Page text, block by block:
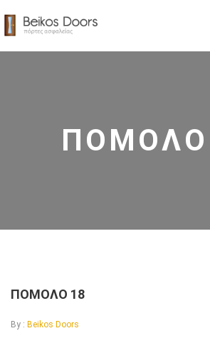
ΠΟΜΟΛΟ
ΠΟΜΟΛΟ 18
By : Beikos Doors